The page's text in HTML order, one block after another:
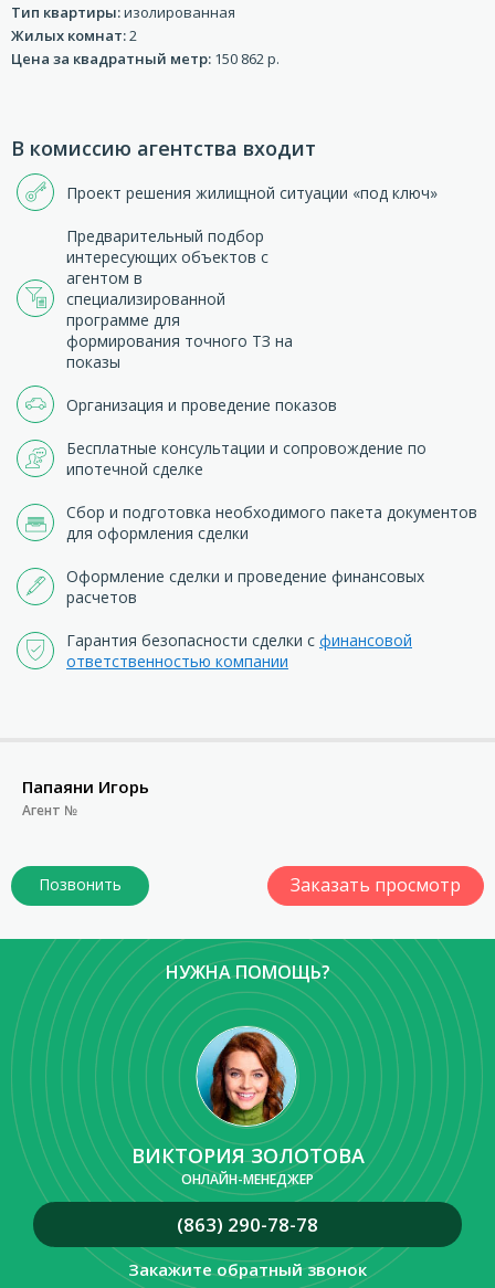
Тип квартиры:изолированная
Жилых комнат:2
Цена за квадратный метр: 150 862 р.
В комиссию агентства входит
Проект решения жилищной ситуации «под ключ»
Предварительный подбор
интересующих объектов с
агентом в
специализированной
программе для
формирования точного ТЗ на
показы
Организация и проведение показов
Бесплатные консультации и сопровождение по
ипотечной сделке
Сбор и подготовка необходимого пакета документов
для оформления сделки
Оформление сделки и проведение финансовых
расчетов
Гарантия безопасности сделки с финансовой
ответственностью компании
Папаяни Игорь
Агент №
Заказать просмотр
НУЖНА ПОМОЩЬ?
ВИКТОРИЯ ЗОЛОТОВА
ОНЛАЙН-МЕНЕДЖЕР
(863) 290-78-78
Закажите обратный звонок